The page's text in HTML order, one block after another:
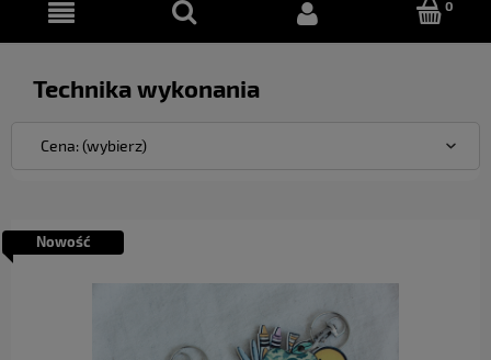
Technika wykonania
Cena: (wybierz)
Nowość